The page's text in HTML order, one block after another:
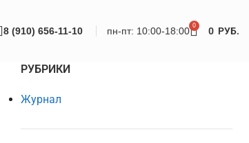
8 (910) 656-11-10 пн-пт: 10:00-18:00 0 0 РУБ.
РУБРИКИ
Журнал